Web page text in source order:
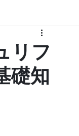
of Lashes
リフ
礎知